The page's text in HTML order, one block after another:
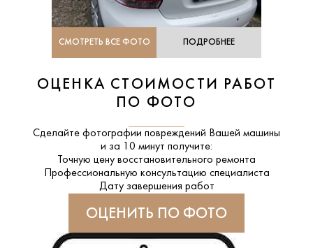
СМОТРЕТЬ ВСЕ ФОТО ПОДРОБНЕЕ
ОЦЕНКА СТОИМОСТИ РАБОТ
ПО ФОТО
Сделайте фотографии повреждений Вашей машины
и за 10 минут получите:
Точную цену восстановительного ремонта
Профессиональную консультацию специалиста
Дату завершения работ
ОЦЕНИТЬ ПО ФОТО